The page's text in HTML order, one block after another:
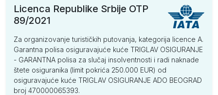
Licenca Republike Srbije OTP
89/2021
Za organizovanje turističkih putovanja, kategorija licence A.
Garantna polisa osiguravajuće kuće TRIGLAV OSIGURANJE
- GARANTNA polisa za slučaj insolventnosti i radi naknade
štete osiguranika (limit pokrića 250.000 EUR) od
osiguravajuće kuće TRIGLAV OSIGURANJE ADO BEOGRAD
broj 470000065393.